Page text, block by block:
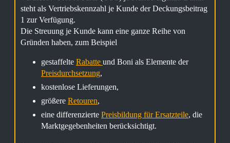
steht als Vertriebskennzahl je Kunde der Deckungsbeitrag
1 zur Verfügung.
Die Streuung je Kunde kann eine ganze Reihe von
Gründen haben, zum Beispiel
gestaffelte Rabatte und Boni als Elemente der
Preisdurchsetzung,
kostenlose Lieferungen,
größere Retouren,
eine differenzierte Preisbildung für Ersatzteile, die
Marktgegebenheiten berücksichtigt.